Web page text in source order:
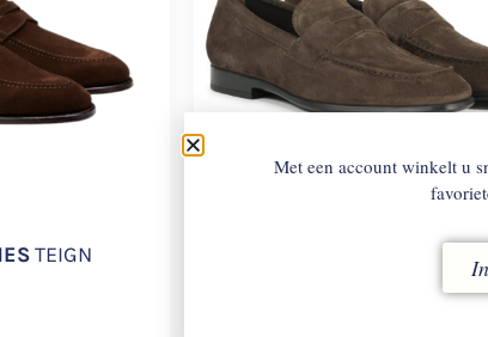
TEIGN
Met een account winkelt u